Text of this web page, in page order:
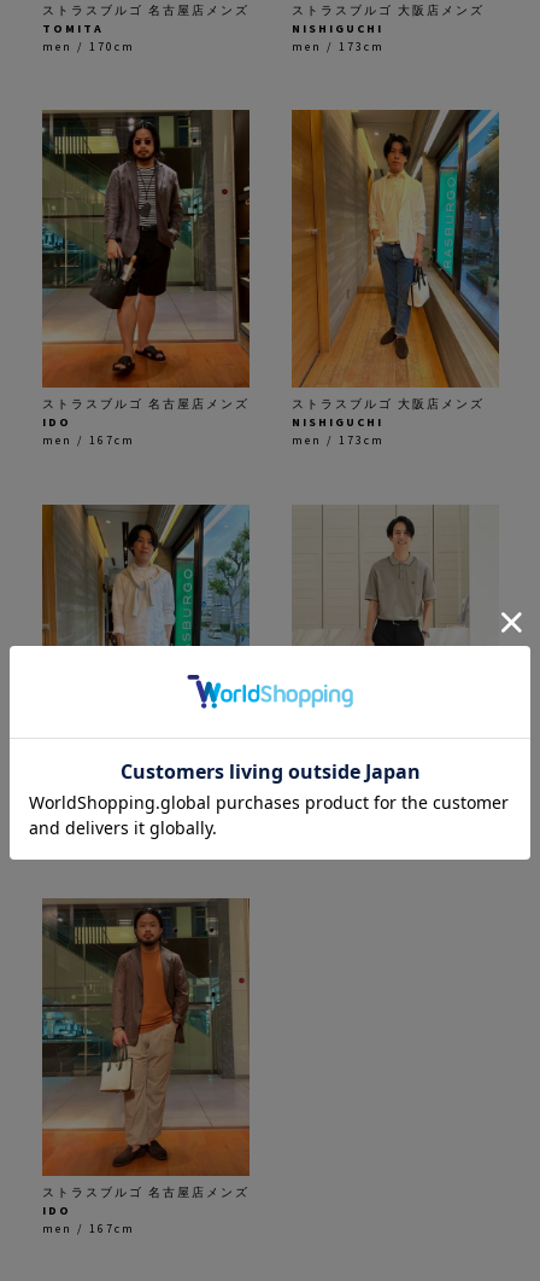
ストラスブルゴ 名古屋店メンズ
TOMITA
men / 170cm
ストラスブルゴ 大阪店メンズ
NISHIGUCHI
men / 173cm
ストラスブルゴ 名古屋店メンズ
IDO
men / 167cm
ストラスブルゴ 大阪店メンズ
NISHIGUCHI
men / 173cm
ストラスブルゴ 大阪店メンズ
NISHIGUCHI
men / 173cm
ストラスブルゴ 銀座店メンズ
YAGUCHI
ストラスブルゴ 名古屋店メンズ
IDO
men / 167cm